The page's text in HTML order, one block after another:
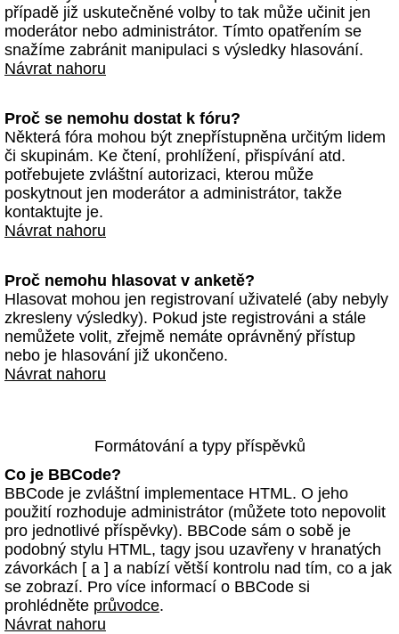
případě již uskutečněné volby to tak může učinit jen
moderátor nebo administrátor. Tímto opatřením se
snažíme zabránit manipulaci s výsledky hlasování.
Návrat nahoru
Proč se nemohu dostat k fóru?
Některá fóra mohou být znepřístupněna určitým lidem
či skupinám. Ke čtení, prohlížení, přispívání atd.
potřebujete zvláštní autorizaci, kterou může
poskytnout jen moderátor a administrátor, takže
kontaktujte je.
Návrat nahoru
Proč nemohu hlasovat v anketě?
Hlasovat mohou jen registrovaní uživatelé (aby nebyly
zkresleny výsledky). Pokud jste registrováni a stále
nemůžete volit, zřejmě nemáte oprávněný přístup
nebo je hlasování již ukončeno.
Návrat nahoru
Formátování a typy příspěvků
Co je BBCode?
BBCode je zvláštní implementace HTML. O jeho
použití rozhoduje administrátor (můžete toto nepovolit
pro jednotlivé příspěvky). BBCode sám o sobě je
podobný stylu HTML, tagy jsou uzavřeny v hranatých
závorkách [ a ] a nabízí větší kontrolu nad tím, co a jak
se zobrazí. Pro více informací o BBCode si
prohlédněte průvodce.
Návrat nahoru